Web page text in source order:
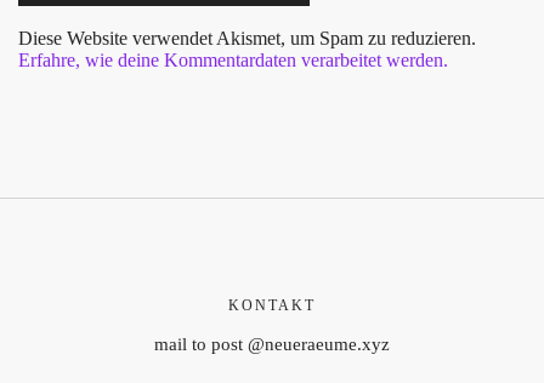
Diese Website verwendet Akismet, um Spam zu reduzieren.
Erfahre, wie deine Kommentardaten verarbeitet werden.
KONTAKT
mail to post @neueraeume.xyz